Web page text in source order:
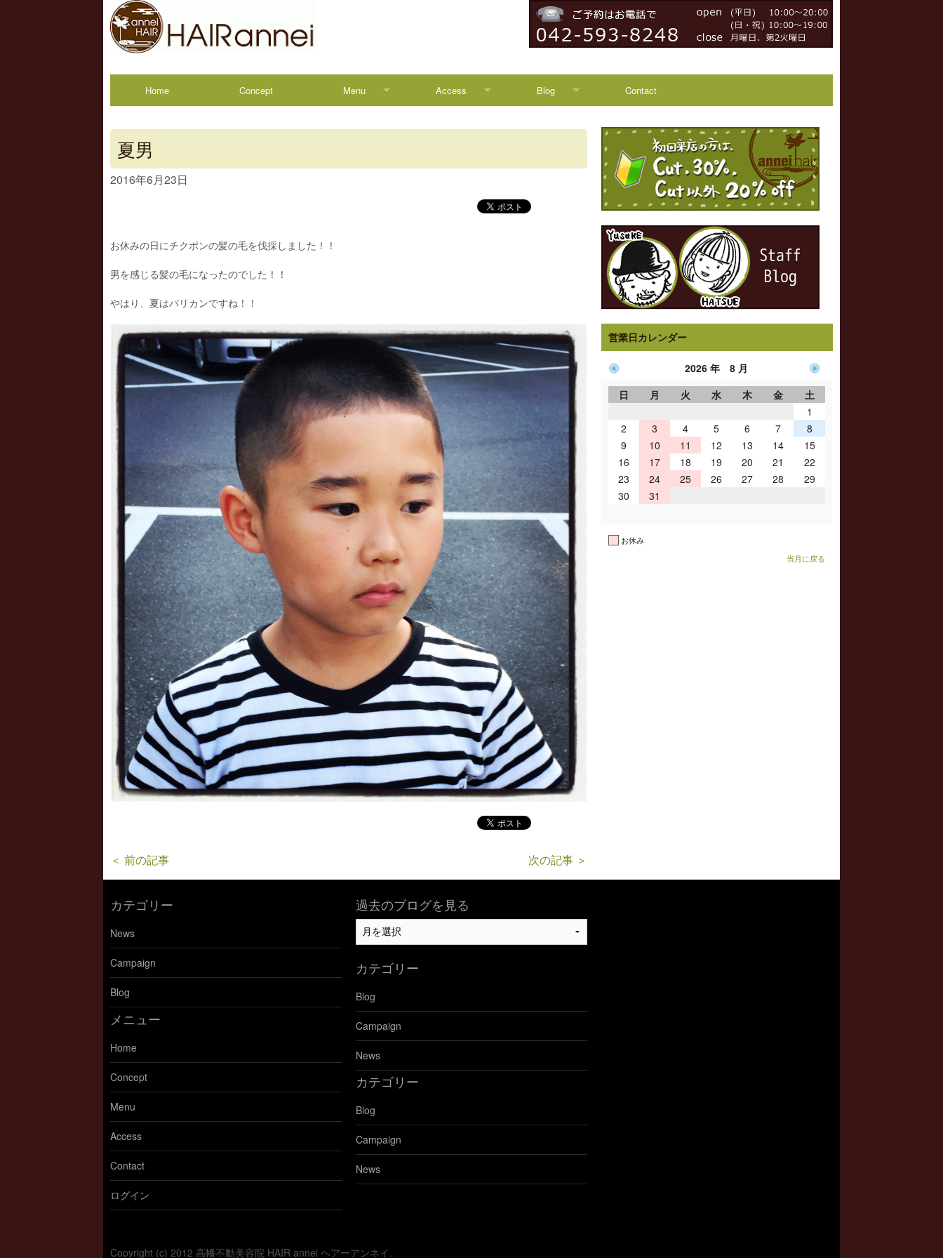
Home Concept Menu Access Blog Contact
夏男
2016年6月23日
お休みの日にチクポンの髪の毛を伐採しました！！
男を感じる髪の毛になったのでした！！
やはり、夏はバリカンですね！！
＜ 前の記事 次の記事 ＞
営業日カレンダー
2026 年 8 月
日
月 火 水 木 金
土
1
2
3 4 5 6 7
8
9
10 11 12 13 14
15
16
17 18 19 20 21
22
23
24 25 26 27 28
29
30
31
お休み
当月に戻る
カテゴリー
News
Campaign
Blog
メニュー
Home
Concept
Menu
Access
Contact
ログイン
過去のブログを見る
過
去
ブ
グ
を
見
る
カテゴリー
Blog
Campaign
News
カテゴリー
Blog
Campaign
News
Copyright (c) 2012 高幡不動美容院 HAIR annei ヘアーアンネイ.